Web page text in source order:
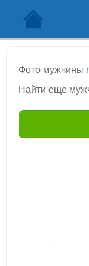
Фото мужчины
Найти еще